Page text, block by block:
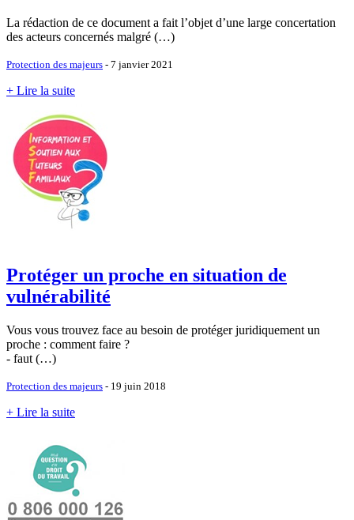
La rédaction de ce document a fait l’objet d’une large concertation
des acteurs concernés malgré (…)
Protection des majeurs - 7 janvier 2021
+ Lire la suite
Protéger un proche en situation de
vulnérabilité
Vous vous trouvez face au besoin de protéger juridiquement un
proche : comment faire ?
- faut (…)
Protection des majeurs - 19 juin 2018
+ Lire la suite